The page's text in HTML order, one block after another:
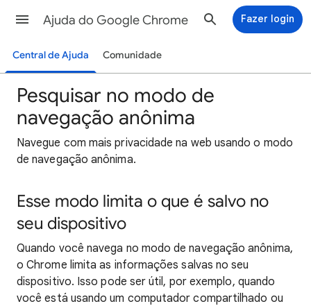
Ajuda do Google Chrome Fazer login
Central de Ajuda Comunidade
Pesquisar no modo de
navegação anônima
Navegue com mais privacidade na web usando o modo
de navegação anônima.
Esse modo limita o que é salvo no
seu dispositivo
Quando você navega no modo de navegação anônima,
o Chrome limita as informações salvas no seu
dispositivo. Isso pode ser útil, por exemplo, quando
você está usando um computador compartilhado ou